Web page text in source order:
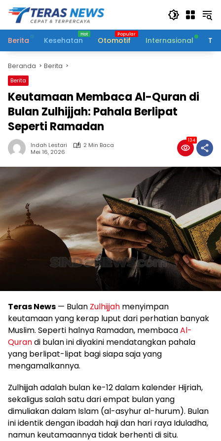
Langsung
konten
Berita
Kesehatan Otomotif Internasional
Beranda Berita
Berita
Keutamaan Membaca Al-Quran di
Bulan Zulhijjah: Pahala Berlipat
Seperti Ramadan
Indah Lestari
2 Min Baca
Mei 16, 2026
134
Teras News — Bulan Zulhijjah menyimpan
keutamaan yang kerap luput dari perhatian banyak
Muslim. Seperti halnya Ramadan, membacaAl-
Qurandi bulan ini diyakini mendatangkan pahala
yang berlipat-lipat bagi siapa saja yang
mengamalkannya.
Zulhijjah adalah bulan ke-12 dalam kalender Hijriah,
sekaligus salah satu dari empat bulan yang
dimuliakan dalam Islam (al-asyhur al-hurum). Bulan
ini identik dengan ibadah haji dan hari raya Iduladha,
namun keutamaannya tidak berhenti di situ.